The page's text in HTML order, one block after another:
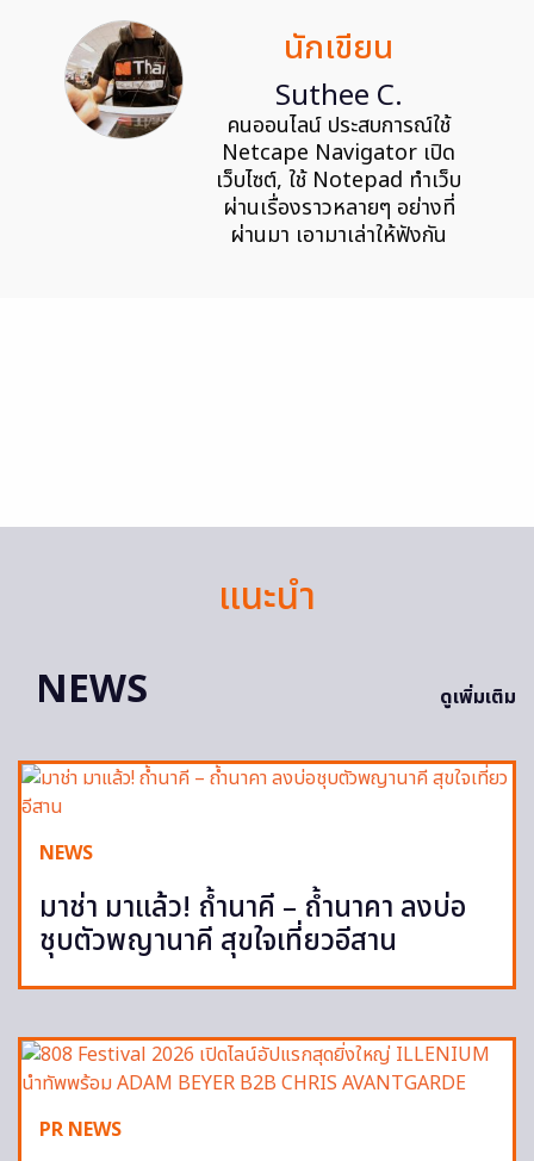
นักเขียน
Suthee C.
คนออนไลน์ ประสบการณ์ใช้
Netcape Navigator เปิด
เว็บไซต์, ใช้ Notepad ทำเว็บ
ผ่านเรื่องราวหลายๆ อย่างที่
ผ่านมา เอามาเล่าให้ฟังกัน
แนะนำ
NEWS
ดูเพิ่มเติม
NEWS
มาช่า มาแล้ว! ถ้ำนาคี – ถ้ำนาคา ลงบ่อ
ชุบตัวพญานาคี สุขใจเที่ยวอีสาน
PR NEWS